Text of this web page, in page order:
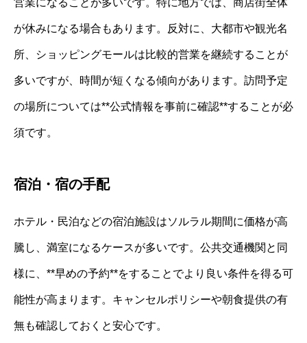
が休みになる場合もあります。反対に、大都市や観光名
所、ショッピングモールは比較的営業を継続することが
多いですが、時間が短くなる傾向があります。訪問予定
の場所については**公式情報を事前に確認**することが必
須です。
宿泊・宿の手配
ホテル・民泊などの宿泊施設はソルラル期間に価格が高
騰し、満室になるケースが多いです。公共交通機関と同
様に、**早めの予約**をすることでより良い条件を得る可
能性が高まります。キャンセルポリシーや朝食提供の有
無も確認しておくと安心です。